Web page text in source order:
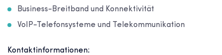
Business-Breitband und Konnektivität
VoIP-Telefonsysteme und Telekommunikation
Kontaktinformationen: